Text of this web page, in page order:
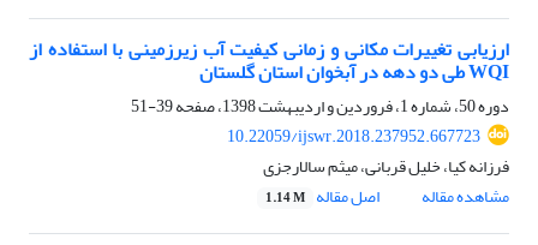
ارزیابی تغییرات مکانی و زمانی کیفیت آب زیرزمینی با استفاده از
WQI طی دو دهه در آبخوان استان گلستان
دوره 50، شماره 1، فروردین و اردیبهشت 1398، صفحه
39-51
10.22059/ijswr.2018.237952.667723
فرزانه کیا، خلیل قربانی، میثم سالارجزی
مشاهده مقاله
اصل مقاله 1.14 M